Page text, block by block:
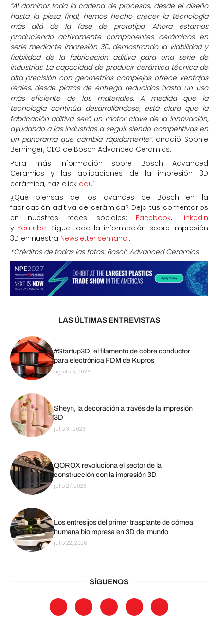
“Al dominar toda la cadena de procesos, desde el diseño
hasta la pieza final, hemos hecho crecer la tecnología
más allá de la fase de prototipo. Ahora estamos
produciendo activamente componentes cerámicos en
serie mediante impresión 3D, demostrando la viabilidad y
fiabilidad de la fabricación aditiva para una serie de
industrias. La capacidad de producir cerámica técnica de
alta precisión con geometrías complejas ofrece ventajas
reales, desde plazos de entrega reducidos hasta un uso
más eficiente de los materiales. A medida que la
tecnología continúa desarrollándose, está claro que la
fabricación aditiva será un motor clave de la innovación,
ayudando a las industrias a seguir siendo competitivas en
un panorama que cambia rápidamente”, añadió Sophie
Berninger, CEO de Bosch Advanced Ceramics.
Para más información sobre Bosch Advanced
Ceramics y las aplicaciones de la impresión 3D
cerámica, haz click aquí.
¿Qué piensas de los avances de Bosch en la
fabricación aditiva de cerámica? Deja tus comentarios
en nuestras redes sociales: Facebook, LinkedIn
y Youtube. Sigue toda la información sobre impresión
3D en nuestra Newsletter semanal.
*Créditos de todas las fotos: Bosch Advanced Ceramics
LAS ÚLTIMAS ENTREVISTAS
#Startup3D: el filamento de cobre conductor
para electrónica FDM de Kupros
agosto 6, 2026
Sheyn, la decoración a través de la impresión
3D
julio 31, 2026
QOROX revoluciona el sector de la
construcción con la impresión 3D
julio 27, 2026
Los entresijos del primer trasplante de córnea
humana bioimpresa en 3D del mundo
julio 22, 2026
SÍGUENOS